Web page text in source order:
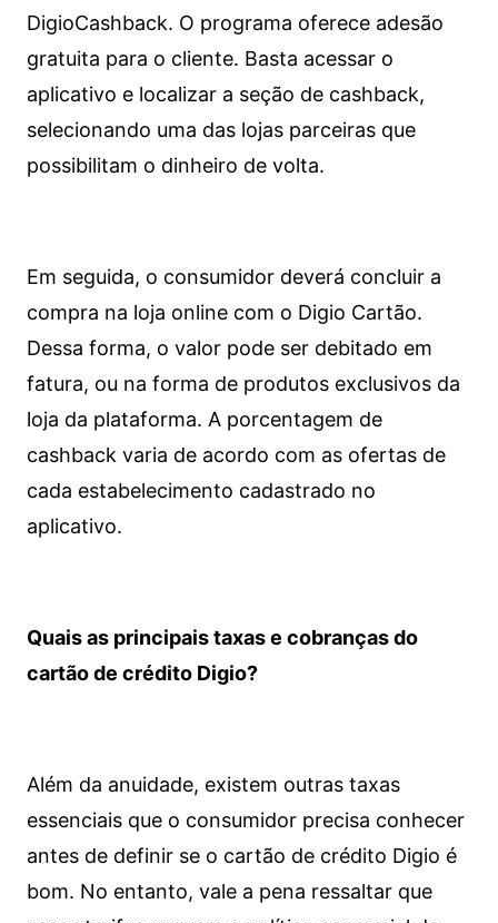
DigioCashback. O programa oferece adesão
gratuita para o cliente. Basta acessar o
aplicativo e localizar a seção de cashback,
selecionando uma das lojas parceiras que
possibilitam o dinheiro de volta.
Em seguida, o consumidor deverá concluir a
compra na loja online com o Digio Cartão.
Dessa forma, o valor pode ser debitado em
fatura, ou na forma de produtos exclusivos da
loja da plataforma. A porcentagem de
cashback varia de acordo com as ofertas de
cada estabelecimento cadastrado no
aplicativo.
Quais as principais taxas e cobranças do
cartão de crédito Digio?
Além da anuidade, existem outras taxas
essenciais que o consumidor precisa conhecer
antes de definir se o cartão de crédito Digio é
bom. No entanto, vale a pena ressaltar que